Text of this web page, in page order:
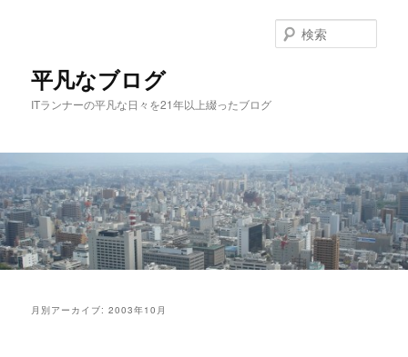
移
動
動
平凡なブログ
ITランナーの平凡な日々を21年以上綴ったブログ
索
月別アーカイブ:2003年10月